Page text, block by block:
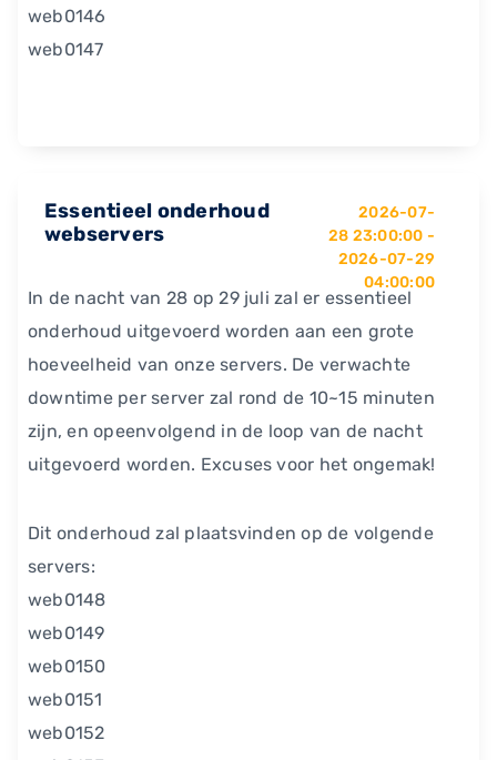
web0146
web0147
Essentieel onderhoud
webservers
2026-07-
28 23:00:00 -
2026-07-29
04:00:00
In de nacht van 28 op 29 juli zal er essentieel
onderhoud uitgevoerd worden aan een grote
hoeveelheid van onze servers. De verwachte
downtime per server zal rond de 10~15 minuten
zijn, en opeenvolgend in de loop van de nacht
uitgevoerd worden. Excuses voor het ongemak!
Dit onderhoud zal plaatsvinden op de volgende
servers:
web0148
web0149
web0150
web0151
web0152